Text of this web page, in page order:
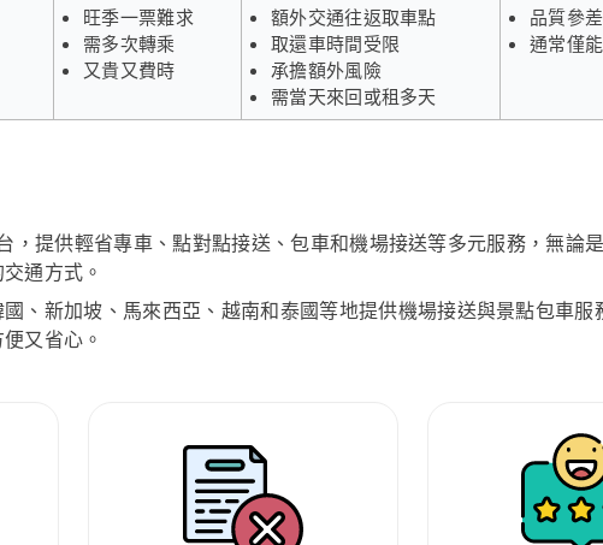
旺季一票難求
需多次轉乘
又貴又費時
額外交通往返取車點
取還車時間受限
承擔額外風險
需當天來回或租多天
品質參
通常僅
提供輕省專車、點對點接送、包車和機場接送等多元服務，無論
通方式。
、新加坡、馬來西亞、越南和泰國等地提供機場接送與景點包車服
又省心。